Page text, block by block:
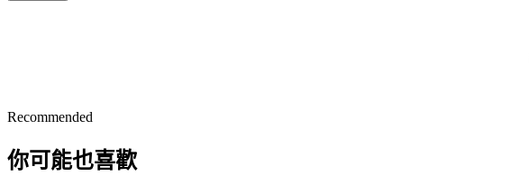
Recommended
你可能也喜歡